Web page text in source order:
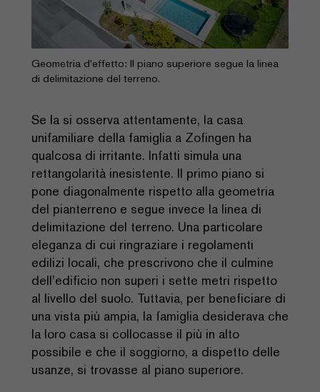
Geometria d'effetto: Il piano superiore segue la linea
di delimitazione del terreno.
Se la si osserva attentamente, la casa
unifamiliare della famiglia a Zofingen ha
qualcosa di irritante. Infatti simula una
rettangolarità inesistente. Il primo piano si
pone diagonalmente rispetto alla geometria
del pianterreno e segue invece la linea di
delimitazione del terreno. Una particolare
eleganza di cui ringraziare i regolamenti
edilizi locali, che prescrivono che il culmine
dell’edificio non superi i sette metri rispetto
al livello del suolo. Tuttavia, per beneficiare di
una vista più ampia, la famiglia desiderava che
la loro casa si collocasse il più in alto
possibile e che il soggiorno, a dispetto delle
usanze, si trovasse al piano superiore.